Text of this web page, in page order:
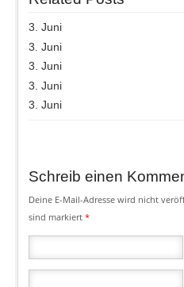
3. Juni
3. Juni
3. Juni
3. Juni
3. Juni
Schreib einen
Deine E-Mail-Adresse wird nicht
sind markiert *